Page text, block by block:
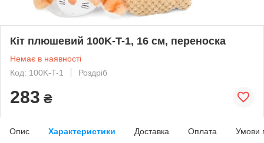
Кіт плюшевий 100K-T-1, 16 см, переноска
Немає в наявності
Код: 100K-T-1
Роздріб
283 ₴
Опис Характеристики Доставка Оплата Умови